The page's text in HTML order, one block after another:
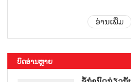
ອ່ານເພີ່ມ
ບົດອ່ານຫຼາຍ